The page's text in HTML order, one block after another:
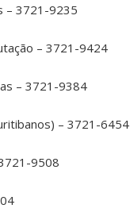
– 3721-9235
– 3721-9424
– 3721-9384
– 3721-6454
9508